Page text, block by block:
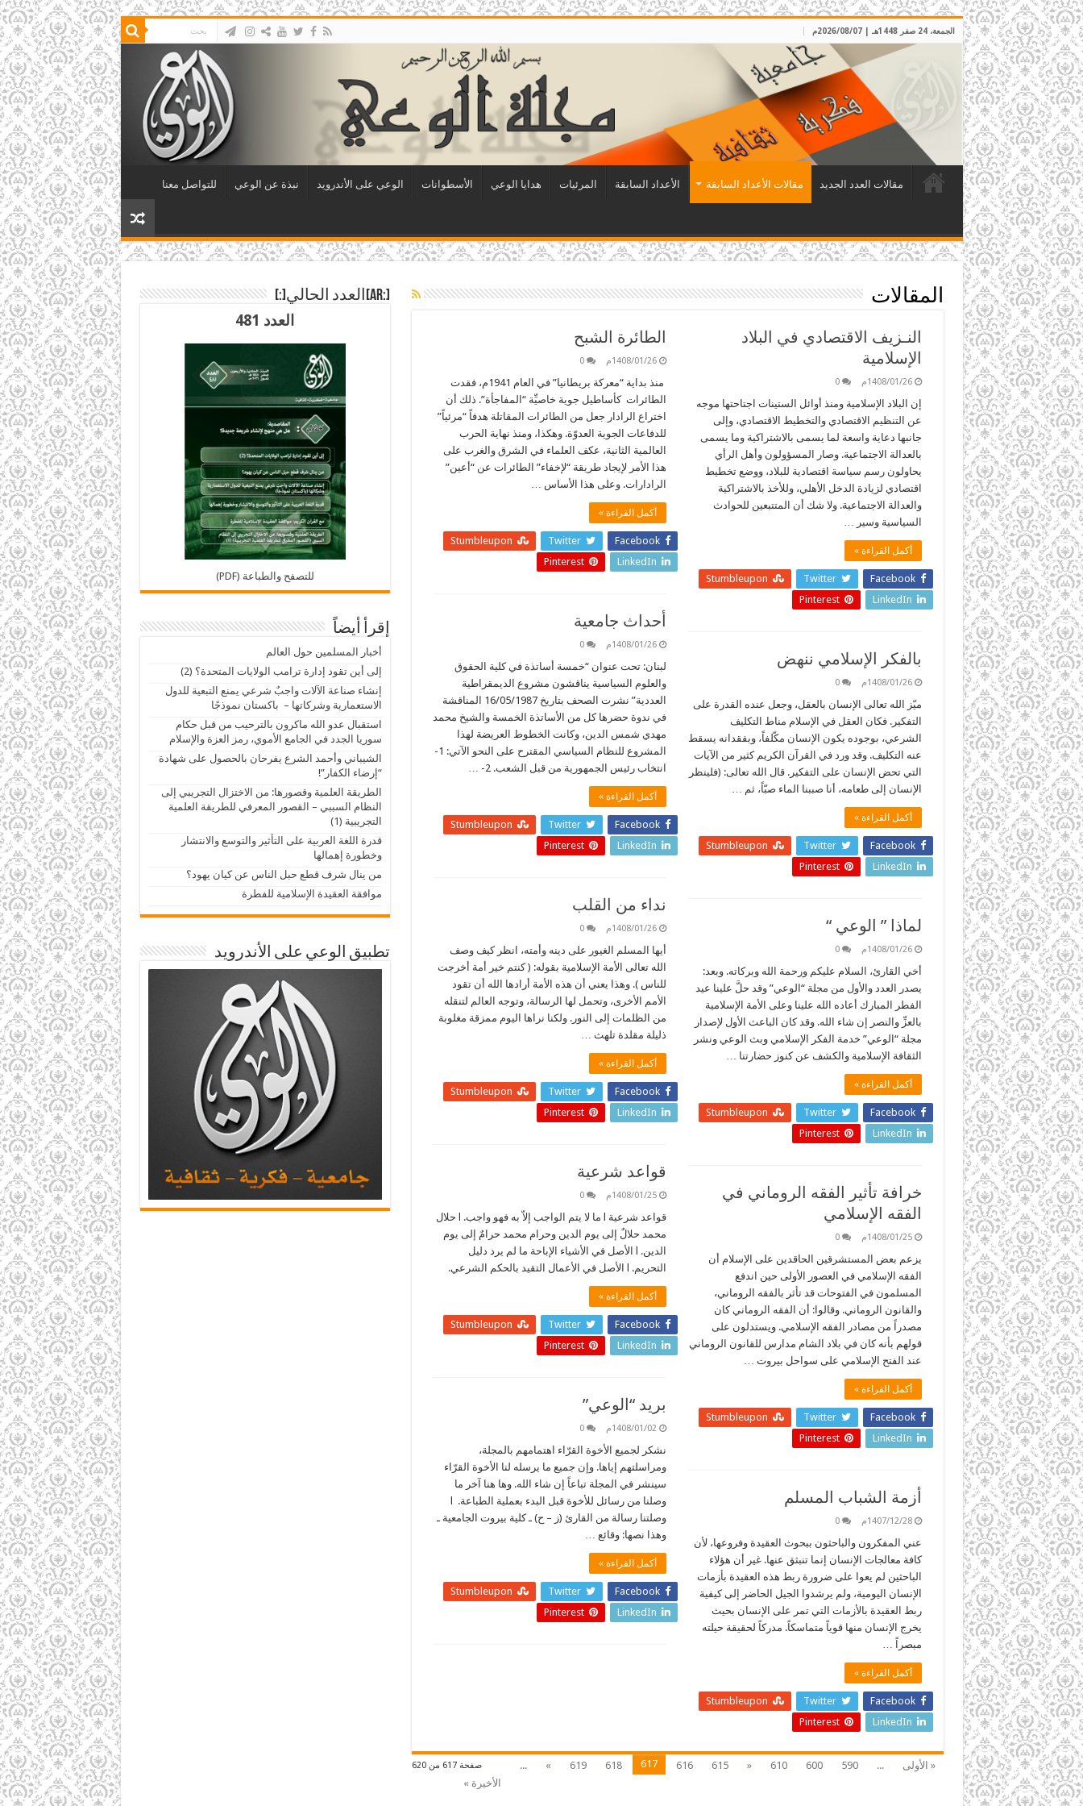
الجمعة، 24 صفر 1448هـ | 2026/08/07م
مقالات العدد الجديد مقالات الأعداد السابقة الأعداد السابقة المرئيات هدايا الوعي الأسطوانات الوعي على الأندرويد نبذة عن الوعي للتواصل معنا
المقالات
النـزيف الاقتصادي في البلاد
الإسلامية
1408/01/26م 0
إن البلاد الإسلامية ومنذ أوائل الستينات اجتاحتها موجه
عن التنظيم الاقتصادي والتخطيط الاقتصادي، وإلى
جانبها دعاية واسعة لما يسمى بالاشتراكية وما يسمى
بالعدالة الاجتماعية. وصار المسؤولون وأهل الرأي
يحاولون رسم سياسة اقتصادية للبلاد، ووضع تخطيط
اقتصادي لزيادة الدخل الأهلي، وللأخذ بالاشتراكية
والعدالة الاجتماعية. ولا شك أن المتتبعين للحوادث
السياسية وسير …
أكمل القراءة »
Facebook
Twitter
Stumbleupon
LinkedIn
Pinterest
الطائرة الشبح
1408/01/26م 0
منذ بداية “معركة بريطانيا” في العام 1941م، فقدت
الطائرات كأساطيل جوية خاصيِّة “المفاجأة”. ذلك أن
اختراع الرادار جعل من الطائرات المقاتلة هدفاً “مرئياً”
للدفاعات الجوية العدوّة. وهكذا، ومنذ نهاية الحرب
العالمية الثانية، عكف العلماء في الشرق والغرب على
هذا الأمر لإيجاد طريقة “لإخفاء” الطائرات عن “أعين”
الرادارات. وعلى هذا الأساس …
أكمل القراءة »
Facebook
Twitter
Stumbleupon
LinkedIn
Pinterest
أحداث جامعية
1408/01/26م 0
لبنان: تحت عنوان “خمسة أساتذة في كلية الحقوق
والعلوم السياسية يناقشون مشروع الديمقراطية
العددية” نشرت الصحف بتاريخ 16/05/1987 المناقشة
في ندوة حضرها كل من الأساتذة الخمسة والشيخ محمد
مهدي شمس الدين، وكانت الخطوط العريضة لهذا
المشروع للنظام السياسي المقترح على النحو الآتي: 1-
انتخاب رئيس الجمهورية من قبل الشعب. 2- …
أكمل القراءة »
Facebook
Twitter
Stumbleupon
LinkedIn
Pinterest
بالفكر الإسلامي ننهض
1408/01/26م 0
ميّز الله تعالى الإنسان بالعقل، وجعل عنده القدرة على
التفكير. فكان العقل في الإسلام مناط التكليف
الشرعي، بوجوده يكون الإنسان مكّلفاً، وبفقدانه يسقط
عنه التكليف. وقد ورد في القرآن الكريم كثير من الآيات
التي تحض الإنسان على التفكير. قال الله تعالى: (فلينظر
الإنسان إلى طعامه، أنا صببنا الماء صبّاً، ثم …
أكمل القراءة »
Facebook
Twitter
Stumbleupon
LinkedIn
Pinterest
نداء من القلب
1408/01/26م 0
أيها المسلم الغيور على دينه وأمته، انظر كيف وصف
الله تعالى الأمة الإسلامية بقوله: ( كنتم خير أمة أخرجت
للناس ). وهذا يعني أن هذه الأمة أرادها الله أن تقود
الأمم الأخرى، وتحمل لها الرسالة، وتوجه العالم لتنقله
من الظلمات إلى النور. ولكنا نراها اليوم ممزقة مغلوبة
ذليلة مقلدة تلهث …
أكمل القراءة »
Facebook
Twitter
Stumbleupon
LinkedIn
Pinterest
لماذا ” الوعي “
1408/01/26م 0
أخي القارئ، السلام عليكم ورحمة الله وبركاته. وبعد:
يصدر العدد والأول من مجلة “الوعي” وقد حلَّ علينا عيد
الفطر المبارك أعاده الله علينا وعلى الأمة الإسلامية
بالعزِّ والنصر إن شاء الله. وقد كان الباعث الأول لإصدار
مجلة “الوعي” خدمة الفكر الإسلامي وبث الوعي ونشر
الثقافة الإسلامية والكشف عن كنوز حضارتنا …
أكمل القراءة »
Facebook
Twitter
Stumbleupon
LinkedIn
Pinterest
قواعد شرعية
1408/01/25م 0
قواعد شرعية l ما لا يتم الواجب إلاّ به فهو واجب. l حلال
محمد حلالٌ إلى يوم الدين وحرام محمد حرامٌ إلى يوم
الدين. l الأصل في الأشياء الإباحة ما لم يرد دليل
التحريم. l الأصل في الأعمال التقيد بالحكم الشرعي.
أكمل القراءة »
Facebook
Twitter
Stumbleupon
LinkedIn
Pinterest
خرافة تأثير الفقه الروماني في
الفقه الإسلامي
1408/01/25م 0
يزعم بعض المستشرقين الحاقدين على الإسلام أن
الفقه الإسلامي في العصور الأولى حين اندفع
المسلمون في الفتوحات قد تأثر بالفقه الروماني،
والقانون الروماني. وقالوا: أن الفقه الروماني كان
مصدراً من مصادر الفقه الإسلامي. ويستدلون على
قولهم بأنه كان في بلاد الشام مدارس للقانون الروماني
عند الفتح الإسلامي على سواحل بيروت …
أكمل القراءة »
Facebook
Twitter
Stumbleupon
LinkedIn
Pinterest
بريد “الوعي”
1408/01/02م 0
نشكر لجميع الأخوة القرّاء اهتمامهم بالمجلة،
ومراسلتهم إياها. وإن جميع ما يرسله لنا الأخوة القرّاء
سينشر في المجلة تباعاً إن شاء الله. وها هنا آخر ما
وصلنا من رسائل للأخوة قبل البدء بعملية الطباعة. l
وصلتنا رسالة من القارئ (ز – ح) ـ كلية بيروت الجامعية ـ
وهذا نصها: وقائع …
أكمل القراءة »
Facebook
Twitter
Stumbleupon
LinkedIn
Pinterest
أزمة الشباب المسلم
1407/12/28م 0
عني المفكرون والباحثون ببحوث العقيدة وفروعها، لأن
كافة معالجات الإنسان إنما تنبثق عنها. غير أن هؤلاء
الباحثين لم يعوا على ضرورة ربط هذه العقيدة بأزمات
الإنسان اليومية، ولم يرشدوا الجيل الحاضر إلى كيفية
ربط العقيدة بالأزمات التي تمر على الإنسان بحيث
يخرج الإنسان منها قوياً متماسكاً. مدركاً لحقيقة حيلته
مبصراً …
أكمل القراءة »
Facebook
Twitter
Stumbleupon
LinkedIn
Pinterest
صفحة 617 من 620 « الأولى ...
590
600
610
«
615
616
617
618
619
»
...
الأخيرة »
[:ar]العدد الحالي[:]
العدد 481
للتصفح والطباعة (PDF)
إقرأ أيضاً
أخبار المسلمين حول العالم
إلى أين تقود إدارة ترامب الولايات المتحدة؟ (2)
إنشاء صناعة الآلات واجبٌ شرعي يمنع التبعية للدول
الاستعمارية وشركاتها – باكستان نموذجًا
استقبال عدو الله ماكرون بالترحيب من قبل حكام
سوريا الجدد في الجامع الأموي، رمز العزة والإسلام
الشيباني وأحمد الشرع يفرحان بالحصول على شهادة
“إرضاء الكفار”!
الطريقة العلمية وقصورها: من الاختزال التجريبي إلى
النظام السببي – القصور المعرفي للطريقة العلمية
التجريبية (1)
قدرة اللغة العربية على التأثير والتوسع والانتشار
وخطورة إهمالها
من ينال شرف قطع حبل الناس عن كيان يهود؟
موافقة العقيدة الإسلامية للفطرة
تطبيق الوعي على الأندرويد